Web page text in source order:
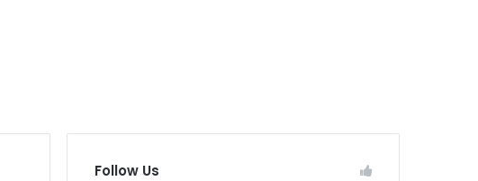
Follow Us